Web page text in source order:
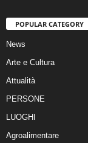
POPULAR CATEGORY
News
Arte e Cultura
Attualità
PERSONE
LUOGHI
Agroalimentare